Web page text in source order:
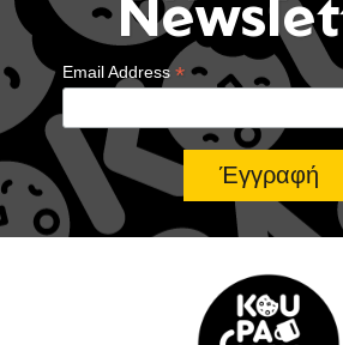
Email Address*